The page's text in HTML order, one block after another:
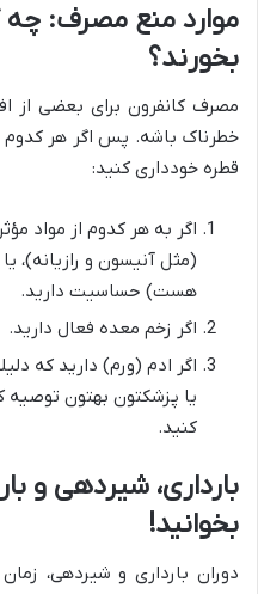
موارد منع مصرف: چه
بخورند؟
مصرف کانفرون برای بعضی از
خطرناک باشه. پس اگر هر کدوم
قطره خودداری کنید:
اگر به هر کدوم از مواد
(مثل آنیسون و رازیانه)،
هست) حساسیت دارید.
اگر زخم معده فعال دارید.
اگر ادم (ورم) دارید که
یا پزشکتون بهتون
کنید.
بارداری، شیردهی و
بخوانید!
دوران بارداری و شیردهی،